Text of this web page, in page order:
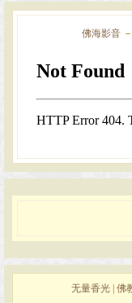
佛海影音 －
无量香光 佛